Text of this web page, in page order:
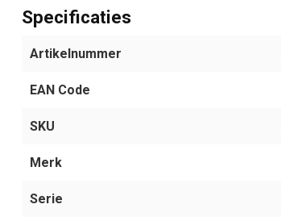
Specificaties
Artikelnummer
EAN Code
SKU
Merk
Serie